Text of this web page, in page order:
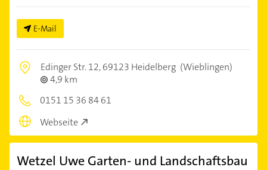
E-Mail
Edinger Str. 12,69123 Heidelberg (Wieblingen)
4,9 km
0151 15 36 84 61
Webseite
Wetzel Uwe Garten- und Landschaftsbau